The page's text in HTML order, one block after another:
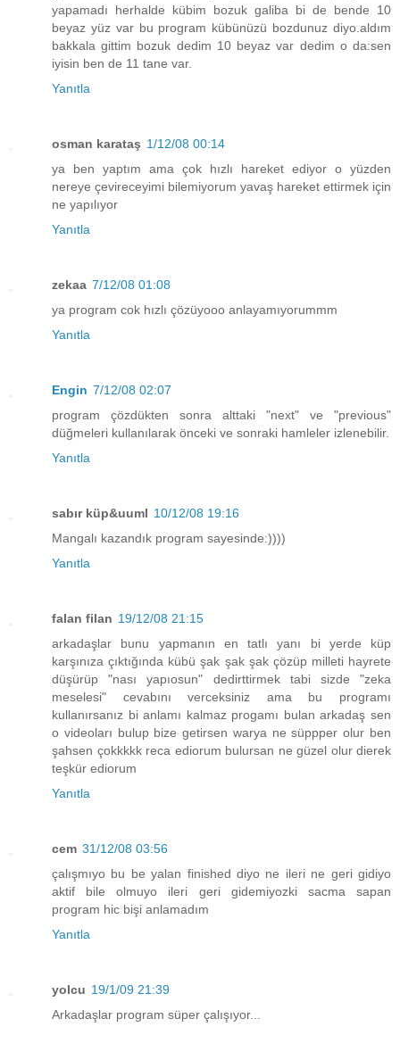
yapamadı herhalde kübim bozuk galiba bi de bende 10
beyaz yüz var bu program kübünüzü bozdunuz diyo.aldım
bakkala gittim bozuk dedim 10 beyaz var dedim o da:sen
iyisin ben de 11 tane var.
Yanıtla
osman karataş 1/12/08 00:14
ya ben yaptım ama çok hızlı hareket ediyor o yüzden
nereye çevireceyimi bilemiyorum yavaş hareket ettirmek için
ne yapılıyor
Yanıtla
zekaa 7/12/08 01:08
ya program cok hızlı çözüyooo anlayamıyorummm
Yanıtla
Engin 7/12/08 02:07
program çözdükten sonra alttaki "next" ve "previous"
düğmeleri kullanılarak önceki ve sonraki hamleler izlenebilir.
Yanıtla
sabır küp&uuml 10/12/08 19:16
Mangalı kazandık program sayesinde:))))
Yanıtla
falan filan 19/12/08 21:15
arkadaşlar bunu yapmanın en tatlı yanı bi yerde küp
karşınıza çıktığında kübü şak şak şak çözüp milleti hayrete
düşürüp "nası yapıosun" dedirttirmek tabi sizde "zeka
meselesi" cevabını verceksiniz ama bu programı
kullanırsanız bi anlamı kalmaz progamı bulan arkadaş sen
o videoları bulup bize getirsen warya ne süppper olur ben
şahsen çokkkkk reca ediorum bulursan ne güzel olur dierek
teşkür ediorum
Yanıtla
cem 31/12/08 03:56
çalışmıyo bu be yalan finished diyo ne ileri ne geri gidiyo
aktif bile olmuyo ileri geri gidemiyozki sacma sapan
program hic bişi anlamadım
Yanıtla
yolcu 19/1/09 21:39
Arkadaşlar program süper çalışıyor...